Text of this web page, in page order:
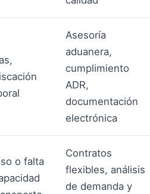
Asesoría
aduanera,
cumplimiento
ADR,
documentación
electrónica
o falta
Contratos
flexibles, análisis
de demanda y